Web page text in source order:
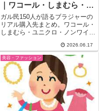
｜ワコール・しまむら・ノ
ンワイヤーのリアル
ガル民150人が語るブラジャーの
リアル購入先まとめ。ワコール・
しまむら・ユニクロ・ノンワイヤ
性がブラトップをやめてワコール
に戻った後悔談、プチプラvs高
品質の本音比較まで徹底まとめ。
試着フィッティングのリアルな体
験談も収録。
2026.06.17
美容・ファッション